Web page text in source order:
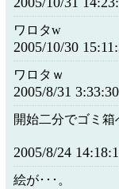
ワロタw
2005/10/30
ワロタｗ
2005/8/31 3:33:30
開始二分でゴミ箱
2005/8/24
絵が･･･。